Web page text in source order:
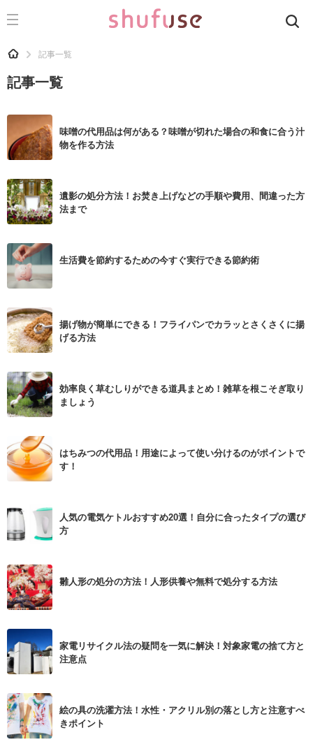
CATEGORY 記事カテゴリ
洗濯
生活の知恵
掃除
マナー
趣味
食材辞典
HOME 記事一覧
記事一覧
味噌の代用品は何がある？味噌が切れた場合の和食に合う汁
物を作る方法
遺影の処分方法！お焚き上げなどの手順や費用、間違った方
法まで
生活費を節約するための今すぐ実行できる節約術
揚げ物が簡単にできる！フライパンでカラッとさくさくに揚
げる方法
効率良く草むしりができる道具まとめ！雑草を根こそぎ取り
ましょう
はちみつの代用品！用途によって使い分けるのがポイントで
す！
人気の電気ケトルおすすめ20選！自分に合ったタイプの選び
方
雛人形の処分の方法！人形供養や無料で処分する方法
家電リサイクル法の疑問を一気に解決！対象家電の捨て方と
注意点
絵の具の洗濯方法！水性・アクリル別の落とし方と注意すべ
きポイント